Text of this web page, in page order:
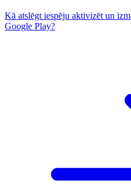
Kā atslēgt iespēju aktivizēt un
Google Play?